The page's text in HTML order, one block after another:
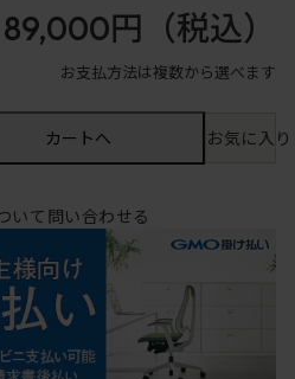
89,000円 （税込）
お支払方法は複数から選べます
カートへ お気に入
いて問い合わせる